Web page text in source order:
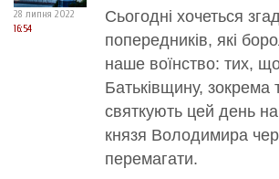
28 липня 2022
16:54
Сьогодні хочеться
попередників, які
наше воїнство: тих,
Батьківщину, зокрема
святкують цей день на
князя Володимира
перемагати.